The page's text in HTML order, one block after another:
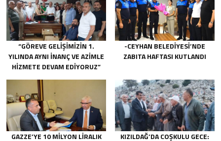
“GÖREVE GELIŞIMIZIN 1.
YILINDA AYNI INANÇ VE AZIMLE
HIZMETE DEVAM EDIYORUZ”
-CEYHAN BELEDIYESI’NDE
ZABITA HAFTASI KUTLANDI
GAZZE’YE 10 MILYON LIRALIK KIZILDAĞ’DA COŞKULU GECE: